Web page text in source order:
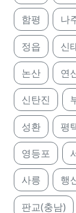
함평 나
정읍 신
논산 연
신탄진
성환 평
영등포
사릉 행
판교(충남)